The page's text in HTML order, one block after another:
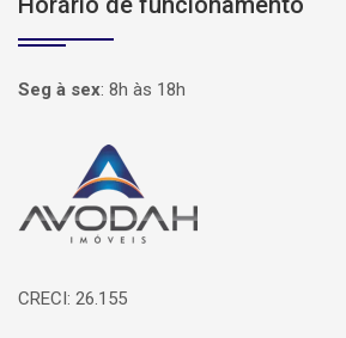
Seg à sex: 8h às 18h
Página inicial
CRECI: 26.155